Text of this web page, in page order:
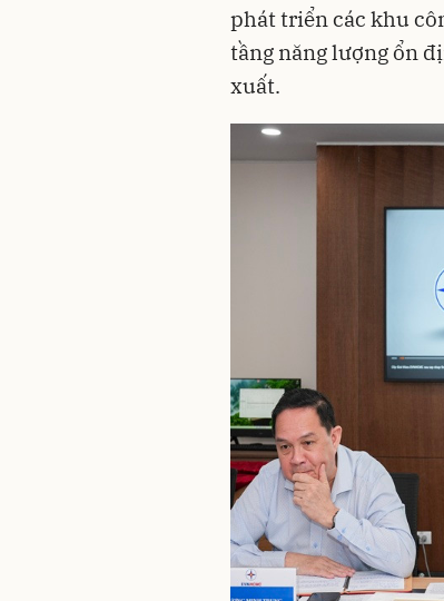
phát triển các khu
tầng năng lượng ổn
xuất.